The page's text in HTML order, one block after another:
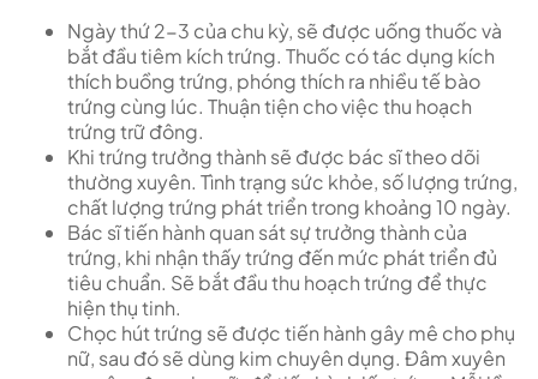
Ngày thứ 2-3 của chu kỳ, sẽ được uống thuốc và
bắt đầu tiêm kích trứng. Thuốc có tác dụng kích
thích buồng trứng, phóng thích ra nhiều tế bào
trứng cùng lúc. Thuận tiện cho việc thu hoạch
trứng trữ đông.
Khi trứng trưởng thành sẽ được bác sĩ theo dõi
thường xuyên. Tình trạng sức khỏe, số lượng trứng,
chất lượng trứng phát triển trong khoảng 10 ngày.
Bác sĩ tiến hành quan sát sự trưởng thành của
trứng, khi nhận thấy trứng đến mức phát triển đủ
tiêu chuẩn. Sẽ bắt đầu thu hoạch trứng để thực
hiện thụ tinh.
Chọc hút trứng sẽ được tiến hành gây mê cho phụ
nữ, sau đó sẽ dùng kim chuyên dụng. Đâm xuyên